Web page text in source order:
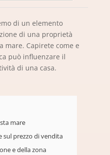
di un elemento
di una proprietà
mare. Capirete come e
può influenzare il
di una casa.
mare
sul prezzo di vendita
e della zona